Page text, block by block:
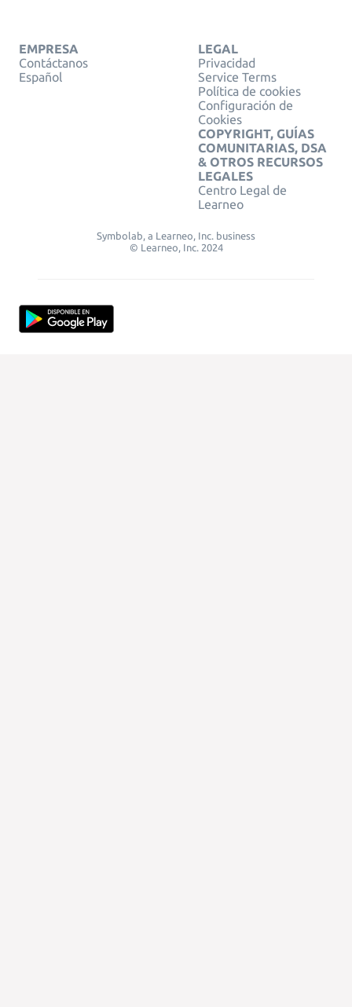
EMPRESA
Contáctanos
Español
LEGAL
Privacidad
Service Terms
Política de cookies
Configuración de
Cookies
COPYRIGHT, GUÍAS
COMUNITARIAS, DSA
& OTROS RECURSOS
LEGALES
Centro Legal de
Learneo
Symbolab, a Learneo, Inc. business
© Learneo, Inc. 2024